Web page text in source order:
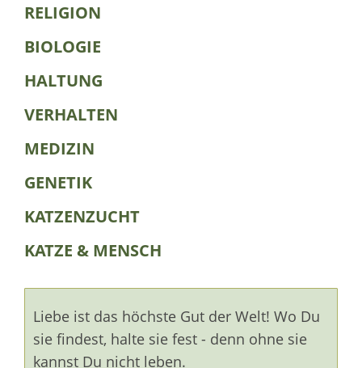
RELIGION
BIOLOGIE
HALTUNG
VERHALTEN
MEDIZIN
GENETIK
KATZENZUCHT
KATZE & MENSCH
Liebe ist das höchste Gut der Welt! Wo Du
sie findest, halte sie fest - denn ohne sie
kannst Du nicht leben.